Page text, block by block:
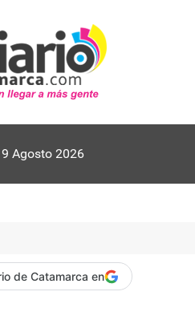
Agosto 2026
de Catamarca en